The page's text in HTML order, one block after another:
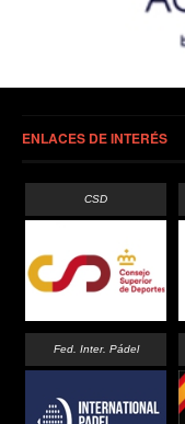
ENLACES DE INTERÉS
CSD
Fed. Inter. Pádel